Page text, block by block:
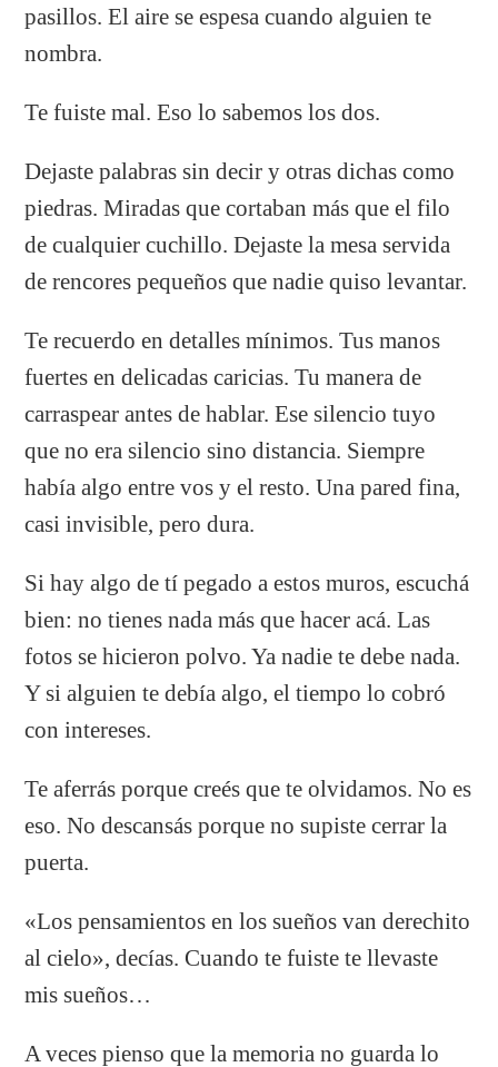
pasillos. El aire se espesa cuando alguien te
nombra.
Te fuiste mal. Eso lo sabemos los dos.
Dejaste palabras sin decir y otras dichas como
piedras. Miradas que cortaban más que el filo
de cualquier cuchillo. Dejaste la mesa servida
de rencores pequeños que nadie quiso levantar.
Te recuerdo en detalles mínimos. Tus manos
fuertes en delicadas caricias. Tu manera de
carraspear antes de hablar. Ese silencio tuyo
que no era silencio sino distancia. Siempre
había algo entre vos y el resto. Una pared fina,
casi invisible, pero dura.
Si hay algo de tí pegado a estos muros, escuchá
bien: no tienes nada más que hacer acá. Las
fotos se hicieron polvo. Ya nadie te debe nada.
Y si alguien te debía algo, el tiempo lo cobró
con intereses.
Te aferrás porque creés que te olvidamos. No es
eso. No descansás porque no supiste cerrar la
puerta.
«Los pensamientos en los sueños van derechito
al cielo», decías. Cuando te fuiste te llevaste
mis sueños…
A veces pienso que la memoria no guarda lo